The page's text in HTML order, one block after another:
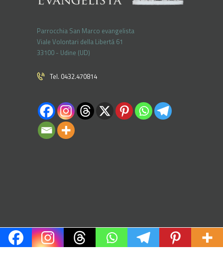
Parrocchia San Marco evangelista
Viale Volontari della Libertá 61
33100 - Udine (UD)
Tel. 0432.470814